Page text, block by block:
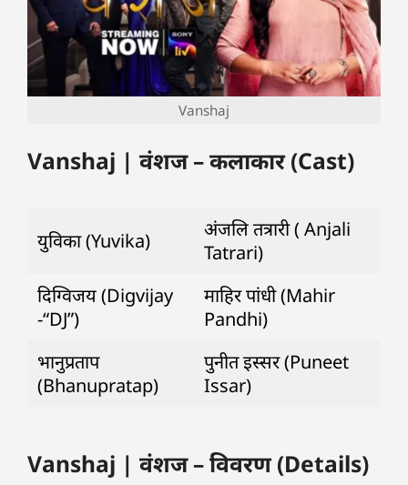
Vanshaj
Vanshaj | वंशज – कलाकार (Cast)
युविका (Yuvika)
अंजलि तत्रारी ( Anjali
Tatrari)
दिग्विजय (Digvijay
-“DJ”)
माहिर पांधी (Mahir
Pandhi)
भानुप्रताप
(Bhanupratap)
पुनीत इस्सर (Puneet
Issar)
Vanshaj | वंशज – विवरण (Details)